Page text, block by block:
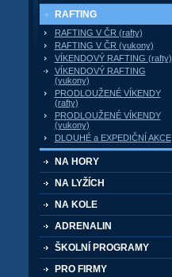
RAFTING
RAFTING V ČR (rafty)
RAFTING V ČR (yukony)
VÍKENDOVÝ RAFTING (rafty)
VÍKENDOVÝ RAFTING
(yukony)
PRODLOUŽENÉ VÍKENDY
(rafty)
PRODLOUŽENÉ VÍKENDY
(yukony)
DLOUHÉ a EXPEDIČNÍ AKCE
NA HORY
NA LYŽÍCH
NA KOLE
ADRENALIN
ŠKOLNÍ PROGRAMY
PRO FIRMY